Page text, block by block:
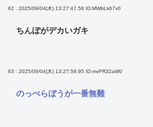
62 : 2025/09/04(木) 13:27:47.58 ID:MWbLk67v0
ちんぽがデカいガキ
63 : 2025/09/04(木) 13:27:59.95 ID:mvPR32aW0
のっぺらぼうが一番無難